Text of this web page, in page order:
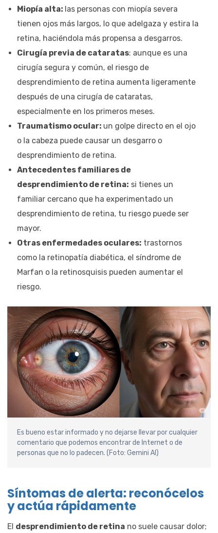
Miopía alta: las personas con miopía severa
tienen ojos más largos, lo que adelgaza y estira la
retina, haciéndola más propensa a desgarros.
Cirugía previa de cataratas: aunque es una
cirugía segura y común, el riesgo de
desprendimiento de retina aumenta ligeramente
después de una cirugía de cataratas,
especialmente en los primeros meses.
Traumatismo ocular: un golpe directo en el ojo
o la cabeza puede causar un desgarro o
desprendimiento de retina.
Antecedentes familiares de
desprendimiento de retina: si tienes un
familiar cercano que ha experimentado un
desprendimiento de retina, tu riesgo puede ser
mayor.
Otras enfermedades oculares: trastornos
como la retinopatía diabética, el síndrome de
Marfan o la retinosquisis pueden aumentar el
riesgo.
Es bueno estar informado y no dejarse llevar por cualquier
comentario que podemos encontrar de Internet o de
personas que no lo padecen. (Foto: Gemini AI)
Síntomas de alerta: reconócelos
y actúa rápidamente
El desprendimiento de retina no suele causar dolor;